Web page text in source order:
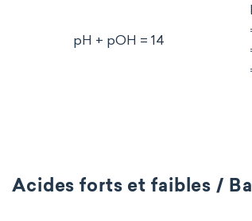
pH + pOH = 14
Acides forts et faibles /